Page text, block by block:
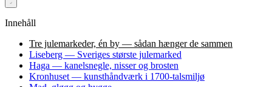
Innehåll
Tre julemarkeder, én by — sådan hænger de sammen
Liseberg — Sveriges største julemarked
Haga — kanelsnegle, nisser og brosten
Kronhuset — kunsthåndværk i 1700-talsmiljø